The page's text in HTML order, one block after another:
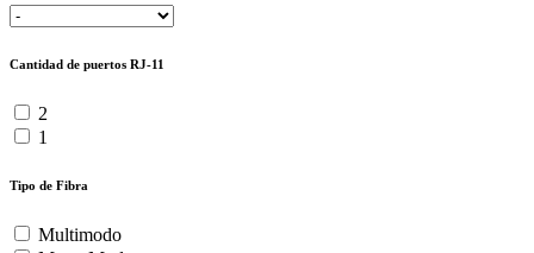
Cantidad de puertos RJ-11
2
1
Tipo de Fibra
Multimodo